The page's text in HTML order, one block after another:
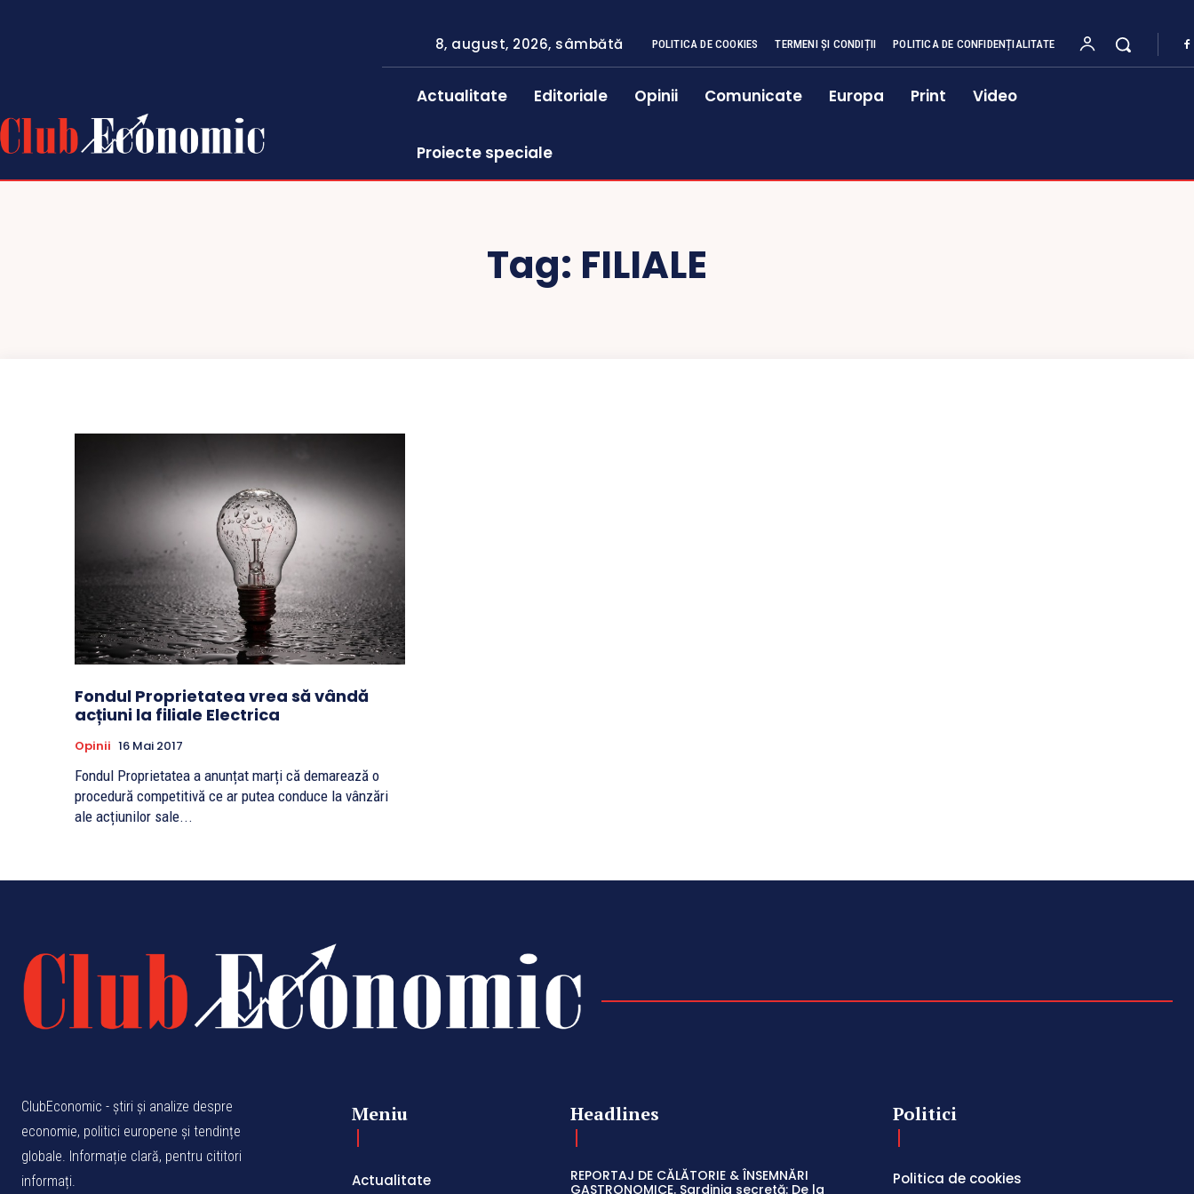
8, august, 2026, sâmbătă POLITICA DE COOKIES TERMENI ȘI CONDIȚII POLITICA DE CONFIDENȚIALITATE
Actualitate Editoriale Opinii Comunicate Europa Print Video
Proiecte speciale
Tag: FILIALE
Fondul Proprietatea vrea să vândă
acțiuni la filiale Electrica
Opinii 16 Mai 2017
Fondul Proprietatea a anunțat marți că demarează o
procedură competitivă ce ar putea conduce la vânzări
ale acțiunilor sale...
ClubEconomic - știri și analize despre
economie, politici europene și tendințe
globale. Informație clară, pentru cititori
informați.
Meniu
Actualitate
Headlines
REPORTAJ DE CĂLĂTORIE & ÎNSEMNĂRI
GASTRONOMICE. Sardinia secretă: De la
Politici
Politica de cookies